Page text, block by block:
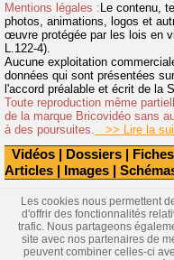
Vidéos | Dossiers | Fiches
Articles | Images |
Mentions légales : Le contenu,
photos, animations, logos et
œuvre protégée par les lois en
L.122-4).
Aucune exploitation
données qui sont présentées
l'accord préalable et écrit de la
Toute reproduction même
de la marque Bricovidéo sans
à des poursuites. >> Lire la
Les cookies nous permettent
d'offrir des fonctionnalités
trafic. Nous partageons
site avec nos partenaires de
peuvent combiner celles-ci